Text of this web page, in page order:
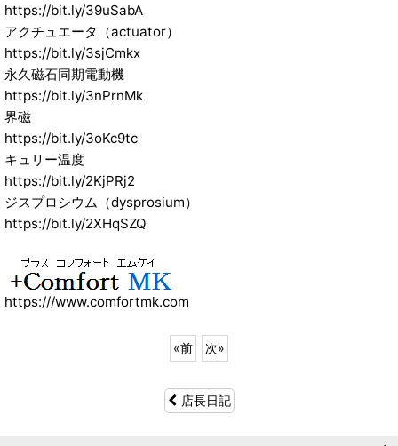
https://bit.ly/39uSabA
アクチュエータ（actuator）
https://bit.ly/3sjCmkx
永久磁石同期電動機
https://bit.ly/3nPrnMk
界磁
https://bit.ly/3oKc9tc
キュリー温度
https://bit.ly/2KjPRj2
ジスプロシウム（dysprosium）
https://bit.ly/2XHqSZQ
https:///www.comfortmk.com
«前 次»
店長日記